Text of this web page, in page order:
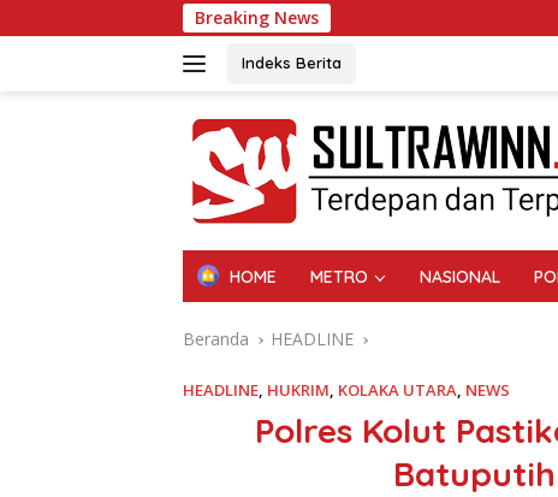
ke
Breaking News
Indeks Berita
HOME METRO NASIONAL
Beranda HEADLINE
HEADLINE, HUKRIM, KOLAKA UTARA, NEWS
Polres Kolut